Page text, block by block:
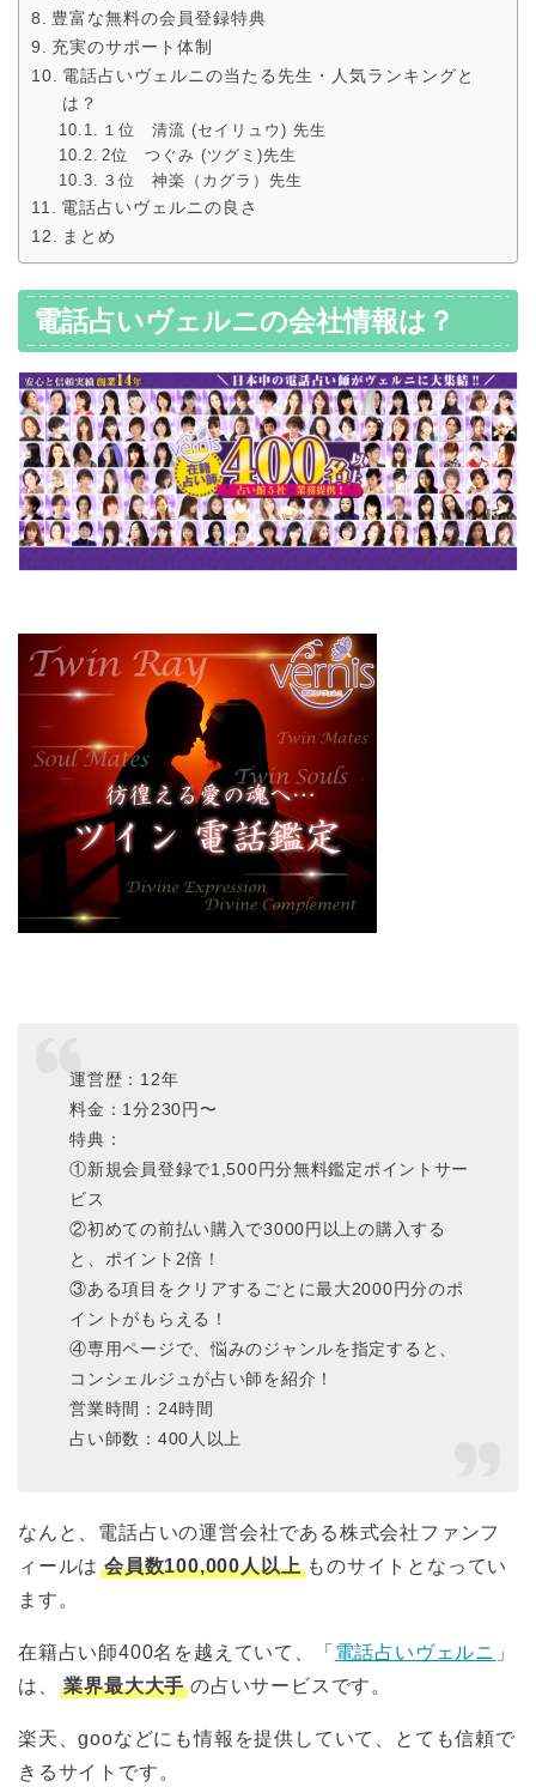
豊富な無料の会員登録特典
充実のサポート体制
電話占いヴェルニの当たる先生・人気ランキングと
は？
１位 清流 (セイリュウ) 先生
2位 つぐみ (ツグミ)先生
３位 神楽（カグラ）先生
電話占いヴェルニの良さ
まとめ
電話占いヴェルニの会社情報は？
運営歴：12年
料金：1分230円〜
特典：
①新規会員登録で1,500円分無料鑑定ポイントサー
ビス
②初めての前払い購入で3000円以上の購入する
と、ポイント2倍！
③ある項目をクリアするごとに最大2000円分のポ
イントがもらえる！
④専用ページで、悩みのジャンルを指定すると、
コンシェルジュが占い師を紹介！
営業時間：24時間
占い師数：400人以上
なんと、電話占いの運営会社である株式会社ファンフ
ィールは 会員数100,000人以上 ものサイトとなってい
ます。
在籍占い師400名を越えていて、「 電話占いヴェルニ 」
は、
業界最大大手 の占いサービスです。
楽天、gooなどにも情報を提供していて、とても信頼で
きるサイトです。